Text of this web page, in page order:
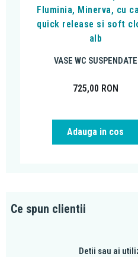
Fluminia, Minerva, cu
quick release si soft
alb
VASE WC SUSPENDATE
725,00 RON
Adauga in cos
Ce spun clientii
Detii sau ai